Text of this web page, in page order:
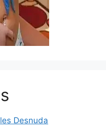
Desnuda